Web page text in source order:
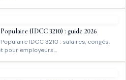
(IDCC 3210) : guide 2026
IDCC 3210 : salaires, congés,
pour employeurs…